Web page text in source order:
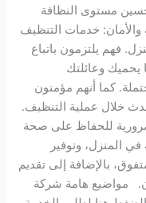
مستوى النظافة
خدمات التنظيف
فهم يلتزمون باتباع
يحميك وعائلتك
كما أنهم مؤمنون
خلال عملية التنظيف.
للحفاظ على صحة
المنزل، وتوفير
بالإضافة إلى تقديم
مواضيع هامة شركة